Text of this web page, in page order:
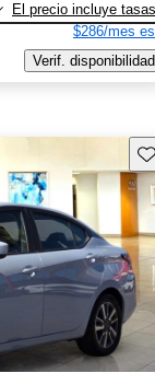
El precio incluye tasas
$286/mes
Verif. disponibilidad